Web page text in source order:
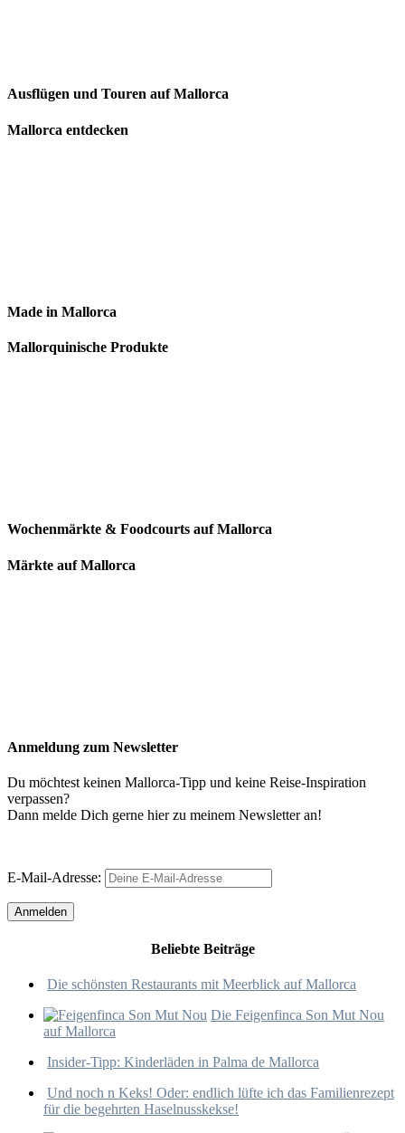
Ausflügen und Touren auf Mallorca
Mallorca entdecken
Made in Mallorca
Mallorquinische Produkte
Wochenmärkte & Foodcourts auf Mallorca
Märkte auf Mallorca
Anmeldung zum Newsletter
Du möchtest keinen Mallorca-Tipp und keine Reise-Inspiration
verpassen?
Dann melde Dich gerne hier zu meinem Newsletter an!
E-Mail-Adresse:
Beliebte Beiträge
Die schönsten Restaurants mit Meerblick auf Mallorca
Die Feigenfinca Son Mut Nou
auf Mallorca
Insider-Tipp: Kinderläden in Palma de Mallorca
Und noch n Keks! Oder: endlich lüfte ich das Familienrezept
für die begehrten Haselnusskekse!